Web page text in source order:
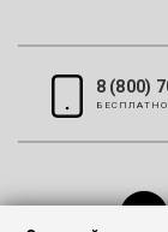
8 (800)